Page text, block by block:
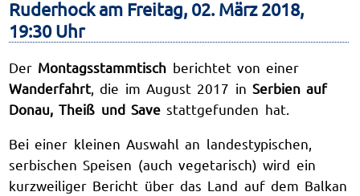
Ruderhock am Freitag, 02. März 2018,
19:30 Uhr
Der Montagsstammtisch berichtet von einer
Wanderfahrt , die im August 2017 in Serbien auf
Donau, Theiß und Savestattgefunden hat.
Bei einer kleinen Auswahl an landestypischen,
serbischen Speisen (auch vegetarisch) wird ein
kurzweiliger Bericht über das Land auf dem Balkan